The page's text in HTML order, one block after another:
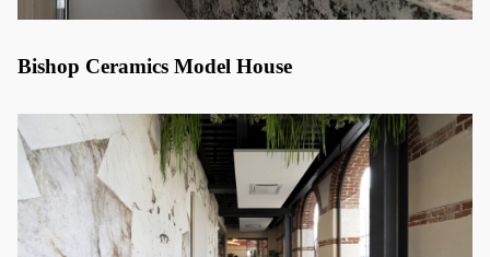
Bishop Ceramics Model House